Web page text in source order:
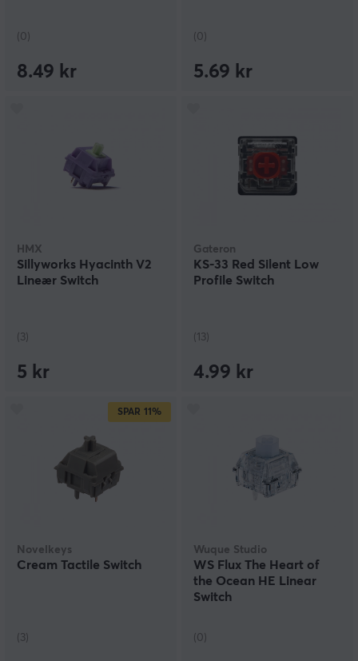
(0)
8.49 kr
(0)
5.69 kr
HMX
Sillyworks Hyacinth V2
Lineær Switch
(3)
5 kr
Gateron
KS-33 Red Silent Low
Profile Switch
(13)
4.99 kr
SPAR 11%
Novelkeys
Cream Tactile Switch
(3)
Wuque Studio
WS Flux The Heart of
the Ocean HE Linear
Switch
(0)